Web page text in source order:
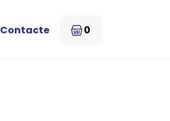
Contacte 0